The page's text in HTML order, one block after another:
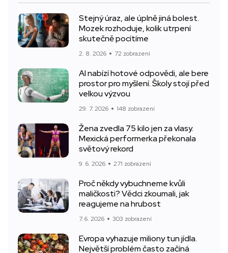
Stejný úraz, ale úplně jiná bolest.
Mozek rozhoduje, kolik utrpení
skutečně pocítíme
2. 8. 2026 72 zobrazení
AI nabízí hotové odpovědi, ale bere
prostor pro myšlení. Školy stojí před
velkou výzvou
29. 7. 2026 148 zobrazení
Žena zvedla 75 kilo jen za vlasy.
Mexická performerka překonala
světový rekord
9. 6. 2026 271 zobrazení
Proč někdy vybuchneme kvůli
maličkosti? Vědci zkoumali, jak
reagujeme na hrubost
7. 6. 2026 303 zobrazení
Evropa vyhazuje miliony tun jídla.
Největší problém často začíná